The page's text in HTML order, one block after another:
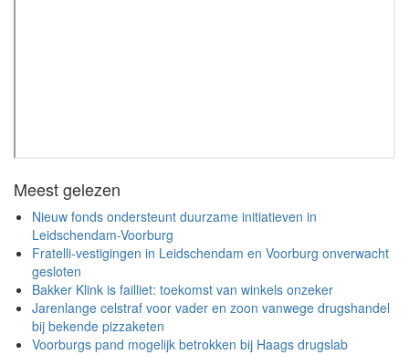
Meest gelezen
Nieuw fonds ondersteunt duurzame initiatieven in
Leidschendam-Voorburg
Fratelli-vestigingen in Leidschendam en Voorburg onverwacht
gesloten
Bakker Klink is failliet: toekomst van winkels onzeker
Jarenlange celstraf voor vader en zoon vanwege drugshandel
bij bekende pizzaketen
Voorburgs pand mogelijk betrokken bij Haags drugslab